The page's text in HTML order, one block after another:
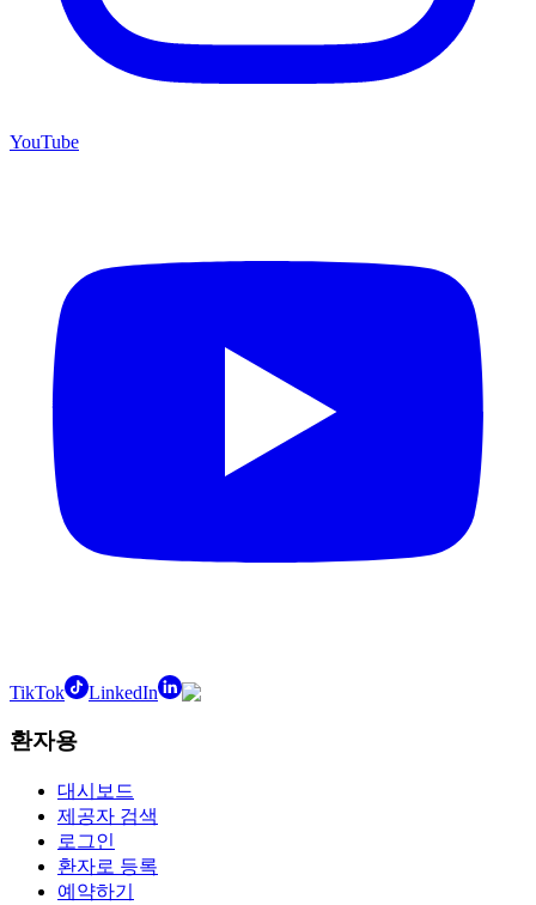
YouTube
TikTok LinkedIn
환자용
대시보드
제공자 검색
로그인
환자로 등록
예약하기